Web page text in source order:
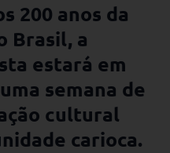
200 anos da
Brasil, a
estará em
semana de
cultural
carioca.